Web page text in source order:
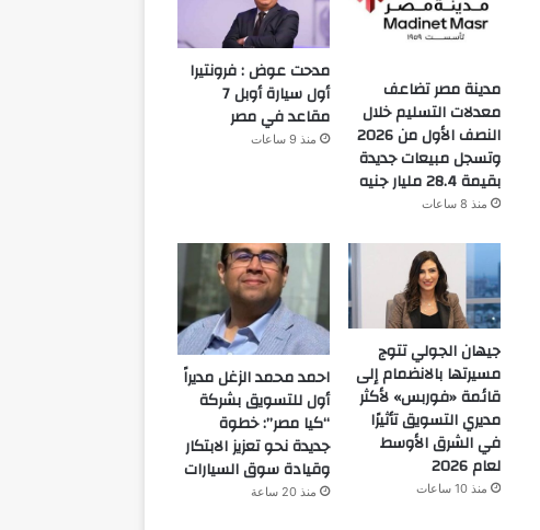
مدينة مصر تضاعف
معدلات التسليم خلال
النصف الأول من 2026
وتسجل مبيعات جديدة
بقيمة 28.4 مليار جنيه
منذ 8 ساعات
مدحت عوض : فرونتيرا
أول سيارة أوبل 7
مقاعد في مصر
منذ 9 ساعات
جيهان الجولي تتوج
مسيرتها بالانضمام إلى
قائمة «فوربس» لأكثر
مديري التسويق تأثيرًا
في الشرق الأوسط
لعام 2026
منذ 10 ساعات
احمد محمد الزغل مديراً
أول للتسويق بشركة
“كيا مصر”: خطوة
جديدة نحو تعزيز الابتكار
وقيادة سوق السيارات
منذ 20 ساعة